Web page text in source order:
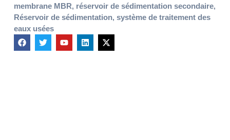
membrane MBR, réservoir de sédimentation secondaire,
Réservoir de sédimentation, système de traitement des
eaux usées